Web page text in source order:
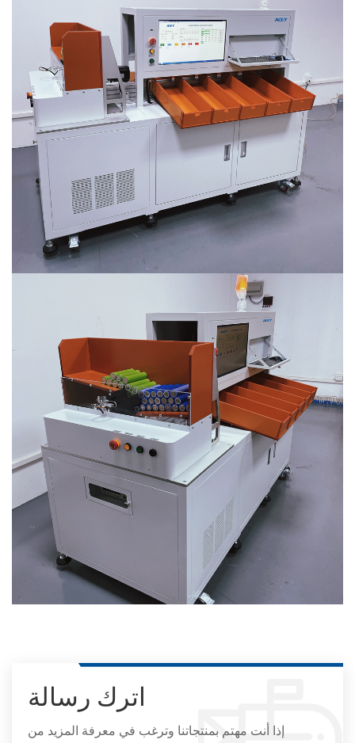
اترك رسالة
إذا أنت مهتم بمنتجاتنا وترغب في معرفة المزيد من